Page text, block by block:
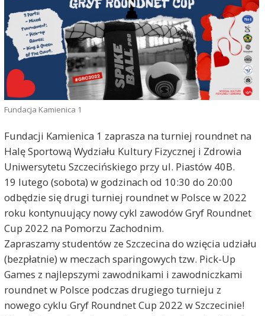
Fundacja Kamienica 1
Fundacji Kamienica 1 zaprasza na turniej roundnet na
Halę Sportową Wydziału Kultury Fizycznej i Zdrowia
Uniwersytetu Szczecińskiego przy ul. Piastów 40B.
19 lutego (sobota) w godzinach od 10:30 do 20:00
odbędzie się drugi turniej roundnet w Polsce w 2022
roku kontynuujący nowy cykl zawodów Gryf Roundnet
Cup 2022 na Pomorzu Zachodnim.
Zapraszamy studentów ze Szczecina do wzięcia udziału
(bezpłatnie) w meczach sparingowych tzw. Pick-Up
Games z najlepszymi zawodnikami i zawodniczkami
roundnet w Polsce podczas drugiego turnieju z
nowego cyklu Gryf Roundnet Cup 2022 w Szczecinie!